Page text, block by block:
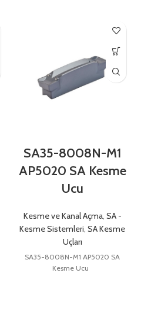
SA35-8008N-M1
AP5020 SA Kesme
Ucu
Kesme ve Kanal Açma, SA -
Kesme Sistemleri, SA Kesme
Uçları
SA35-8008N-M1 AP5020 SA
Kesme Ucu